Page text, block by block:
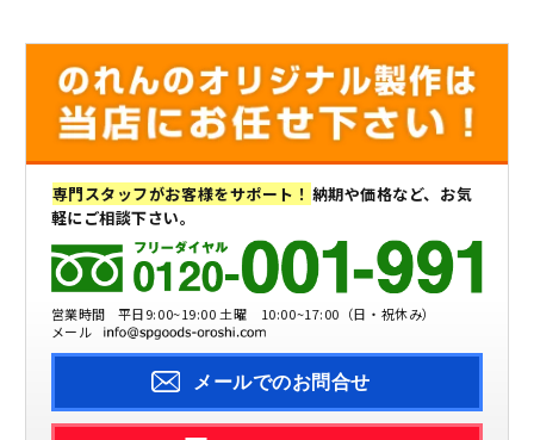
専門スタッフがお客様をサポート！ 納期や価格など、お気
軽にご相談下さい。
営業時間
平日9:00~19:00 土曜 10:00~17:00（日・祝休み）
メール
メールでのお問合せ